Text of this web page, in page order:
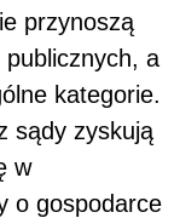
przynoszą
a
kategorie.
sądy zyskują
w
o gospodarce